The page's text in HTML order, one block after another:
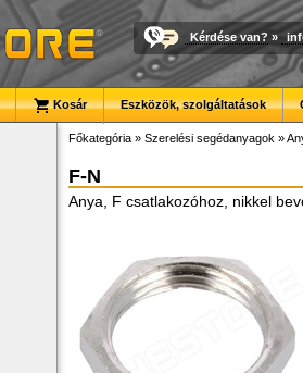
Kérdése van? »
Kosár Eszközök, szolgáltatások
Főkategória » Szerelési segédanyagok »
F-N
Anya, F csatlakozóhoz, nikkel